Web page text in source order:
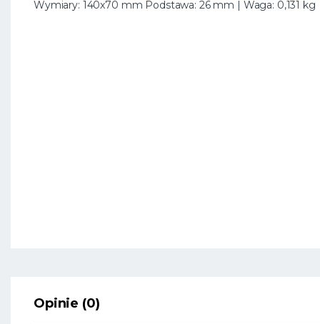
Wymiary: 140x70 mm Podstawa: 26 mm | Waga: 0,131 kg
Opinie (0)